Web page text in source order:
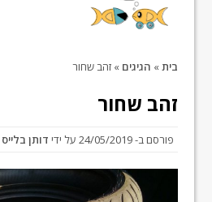
בית» הגיגים » זהב שחור
זהב שחור
פורסם ב-24/05/2019 על ידי דותן בלייס